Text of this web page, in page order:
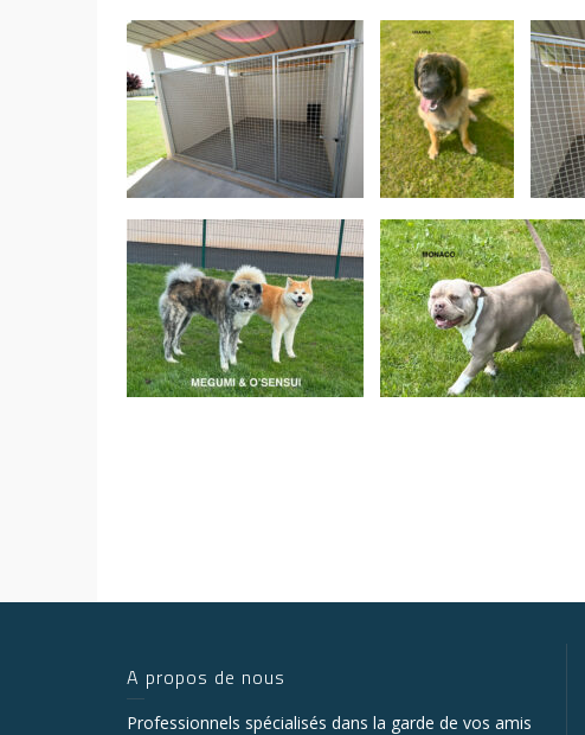
A propos de nous
Professionnels spécialisés dans la garde de vos amis